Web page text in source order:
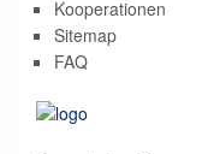
Kooperationen
Sitemap
FAQ